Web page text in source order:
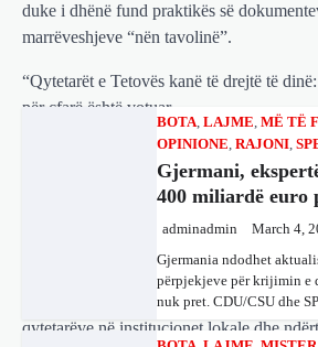
duke i dhënë fund praktikës së
marrëveshjeve “nën tavolinë”.
“Qytetarët e Tetovës kanë të drejtë të dinë:
për çfarë është votuar,
dhe si ndikon vendimi në jetën e tyre të
Tetova e Hapur do të thotë që çdo qytetar
çdo vendim që merret në emër të tij.
më e fortë për besim dhe llogaridhënie”,
Ky premtim shihet si një hap konkret drejt
qytetarëve në institucionet lokale dhe
adminadmin March 4,
Gjermania ndodhet
nuk pret. CDU/CSU dhe
Çka ndodhë tash
së ndihmës
Ukrainën nga
adminadmin March 4,
Pas takimit të liderëve
francezët dhe britanikët
paqeje për luftën në